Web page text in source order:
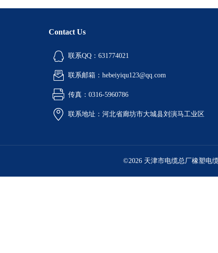
Contact Us
联系QQ：631774021
联系邮箱：hebeiyiqu123@qq.com
传真：0316-5960786
联系地址：河北省廊坊市大城县刘演马工业区
©2026 天津市电缆总厂橡塑电